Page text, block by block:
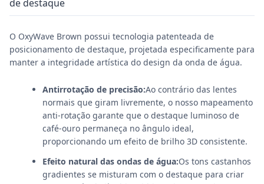
de destaque
O OxyWave Brown possui tecnologia patenteada de
posicionamento de destaque, projetada especificamente para
manter a integridade artística do design da onda de água.
Antirrotação de precisão:Ao contrário das lentes
normais que giram livremente, o nosso mapeamento
anti-rotação garante que o destaque luminoso de
café-ouro permaneça no ângulo ideal,
proporcionando um efeito de brilho 3D consistente.
Efeito natural das ondas de água:Os tons castanhos
gradientes se misturam com o destaque para criar